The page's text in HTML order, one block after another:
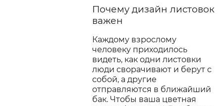
Почему дизайн листовок
важен
Каждому взрослому
человеку приходилось
видеть, как одни листовки
люди сворачивают и берут с
собой, а другие
отправляются в ближайший
бак. Чтобы ваша цветная